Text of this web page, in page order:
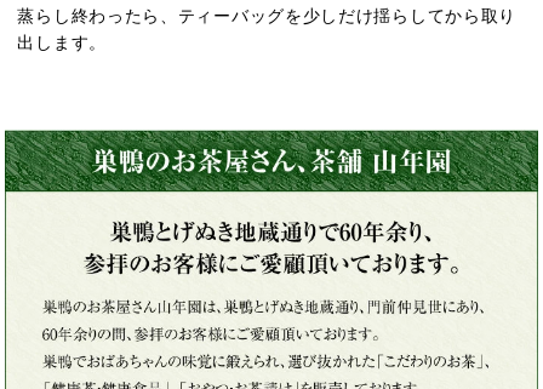
蒸らし終わったら、ティーバッグを少しだけ揺らしてから取り
出します。